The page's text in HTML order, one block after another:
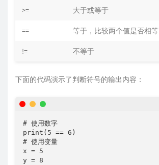
>= 大于或等于
== 等于，比较两个值是否相等
!= 不等于
下面的代码演示了判断符号的输出内容：
# 使用数字
print(5 == 6)
# 使用变量
x = 5
y = 8